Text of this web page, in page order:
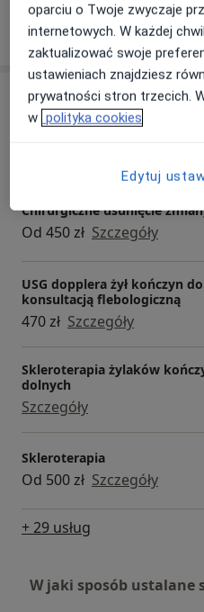
Usługi i ceny
Chirurgiczne usunięcie
Od 450 zł Szczegóły
USG dopplera żył kończyn
konsultacją flebologiczną
470 zł Szczegóły
Skleroterapia żylaków
dolnych
Szczegóły
Skleroterapia
Od 500 zł Szczegóły
+ 29 usług
W jaki sposób ustalane
oparciu o Twoje zwyczaje
internetowych. W każdej
zaktualizować swoje
ustawieniach znajdziesz
prywatności stron trzecich.
w polityka cookies
Edytuj